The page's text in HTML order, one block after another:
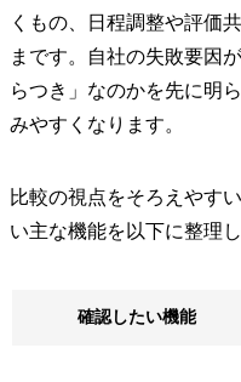
くもの、日程調整や評価
まです。自社の失敗要因
らつき」なのかを先に明
みやすくなります。
比較の視点をそろえやす
い主な機能を以下に整理し
確認したい機能